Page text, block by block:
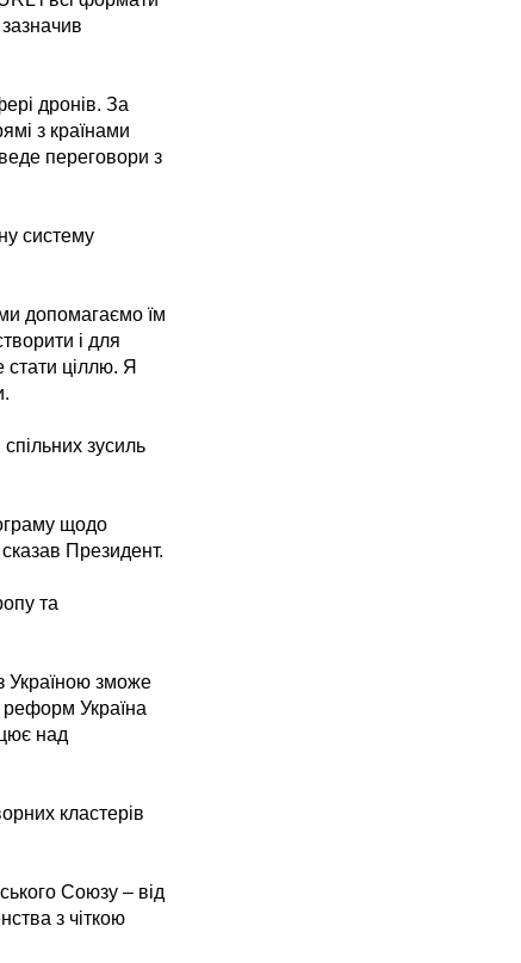
дронів. За
з країнами
переговори з
систему
допомагаємо їм
і для
ціллю. Я
зусиль
щодо
Президент.
та
Україною зможе
реформ Україна
над
кластерів
Союзу – від
з чіткою